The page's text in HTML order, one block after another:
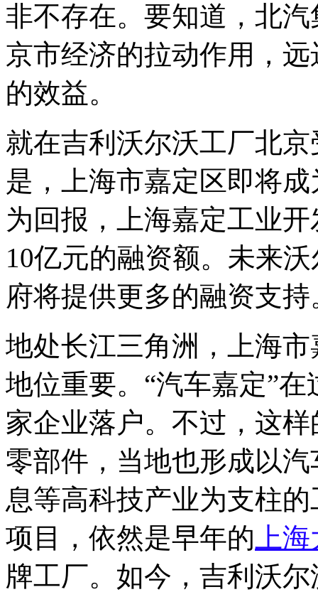
非不存在。要知道，北
京市经济的拉动作用，
的效益。
就在吉利沃尔沃工厂北
是，上海市嘉定区即将
为回报，上海嘉定工业
10亿元的融资额。未来
府将提供更多的融资支持
地处长江三角洲，上海
地位重要。“汽车嘉定”
家企业落户。不过，这
零部件，当地也形成以
息等高科技产业为支柱
项目，依然是早年的 上
牌工厂。如今，吉利沃